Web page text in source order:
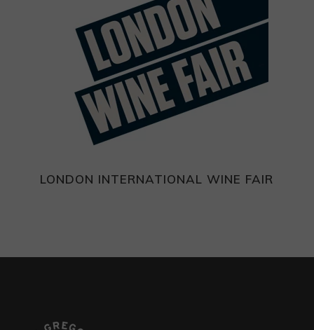
LONDON INTERNATIONAL WINE FAIR